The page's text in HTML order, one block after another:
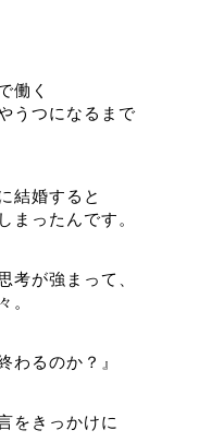
働く
うつになるまで
結婚すると
まったんです。
考が強まって、
。
わるのか？』
をきっかけに